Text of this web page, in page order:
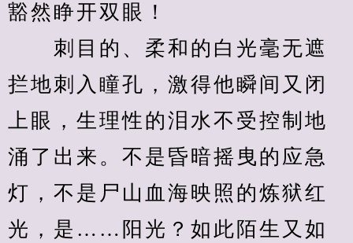
豁然睁开双眼！
刺目的、柔和的白光毫无遮
拦地刺入瞳孔，激得他瞬间又闭
上眼，生理性的泪水不受控制地
涌了出来。不是昏暗摇曳的应急
灯，不是尸山血海映照的炼狱红
光，是……阳光？如此陌生又如